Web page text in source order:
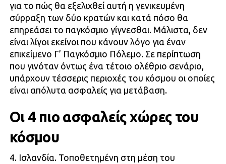
για το πώς θα εξελιχθεί αυτή η γενικευμένη
σύρραξη των δύο κρατών και κατά πόσο θα
επηρεάσει το παγκόσμιο γίγνεσθαι. Μάλιστα, δεν
είναι λίγοι εκείνοι που κάνουν λόγο για έναν
επικείμενο Γ’ Παγκόσμιο Πόλεμο. Σε περίπτωση
που γινόταν όντως ένα τέτοιο ολέθριο σενάριο,
υπάρχουν τέσσερις περιοχές του κόσμου οι οποίες
είναι απόλυτα ασφαλείς για μετάβαση.
Οι 4 πιο ασφαλείς χώρες του
κόσμου
4. Ισλανδία. Τοποθετημένη στη μέση του